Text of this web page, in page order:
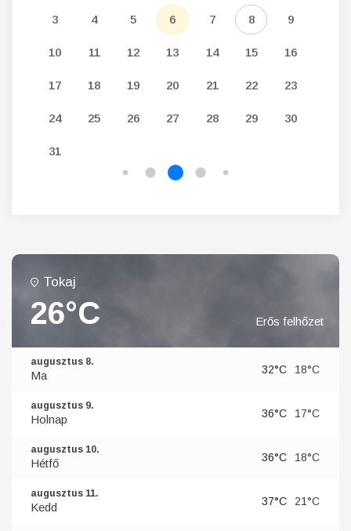
3 4 5 6 7 8 9
10 11 12 13 14 15 16
17 18 19 20 21 22 23
24 25 26 27 28 29 30
31
Tokaj
26°C Erős felhőzet
augusztus 8.
Ma 32°C 18°C
augusztus 9.
Holnap 36°C 17°C
augusztus 10.
Hétfő 36°C 18°C
augusztus 11.
Kedd 37°C 21°C